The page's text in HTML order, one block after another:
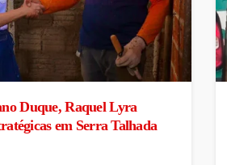
Duque, Raquel Lyra
em Serra Talhada